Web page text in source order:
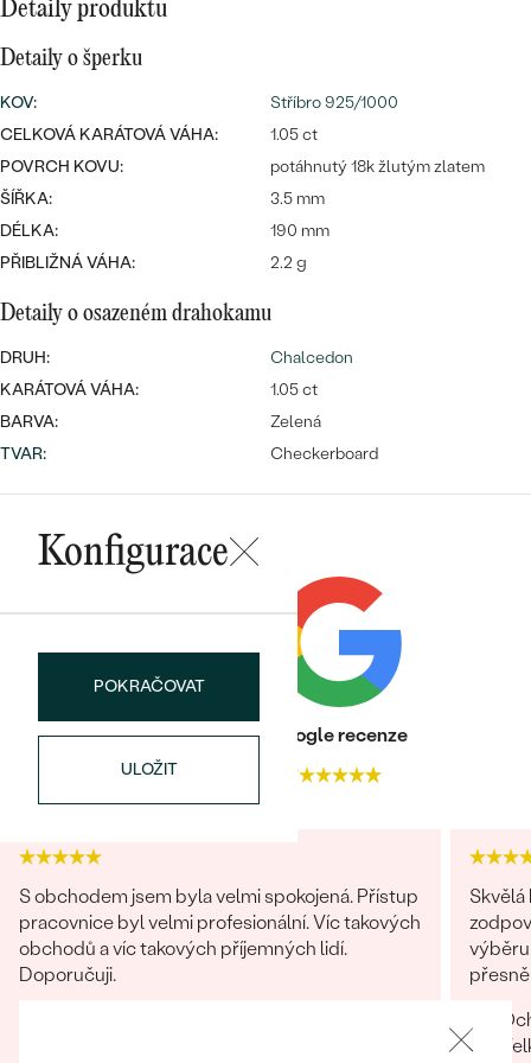
Nejprodávanější
snubní prsteny
PROHLÉDNOUT
DRAHOKAM
PLATINA
STŘÍBRO
Wave kolekce
S DRAHOKAMY
S LAB-GROWN DIAMANTY
S PERLAMI
DLE STYLU
SYMBOLICKÉ
MINIMALISTICKÉ
PODLE PŘÍLEŽITOSTI
PODLE TVARU KAMENE
DIAMANTY
Nejprodávanější
náušnice
PROHLÉDNOUT
CENOVĚ DOSTUPNÉ
Personalizované
přívěsky
CENOVĚ DOSTUPNÉ
LUXUSNÍ
Nejprodávanější
prsteny
PROHLÉDNOUT
Detaily produktu
Detaily o šperku
KOV:
Stříbro 925/1000
CELKOVÁ KARÁTOVÁ VÁHA:
1.05 ct
POVRCH KOVU:
potáhnutý 18k žlutým zlatem
ŠÍŘKA:
3.5 mm
DÉLKA:
190 mm
PŘIBLIŽNÁ VÁHA:
2.2 g
Detaily o osazeném drahokamu
DRUH:
Chalcedon
KARÁTOVÁ VÁHA:
1.05 ct
BARVA:
Zelená
TVAR: Checkerboard
Konfigurace
POKRAČOVAT
ULOŽIT
Heureka recenze
4.9
Google recenze
4.7
S obchodem jsem byla velmi spokojená. Přístup
pracovnice byl velmi profesionální. Víc takových
obchodů a víc takových příjemných lidí.
Doporučuji.